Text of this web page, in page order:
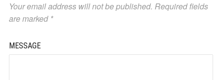
Your email address will not be published. Required fields
are marked *
MESSAGE